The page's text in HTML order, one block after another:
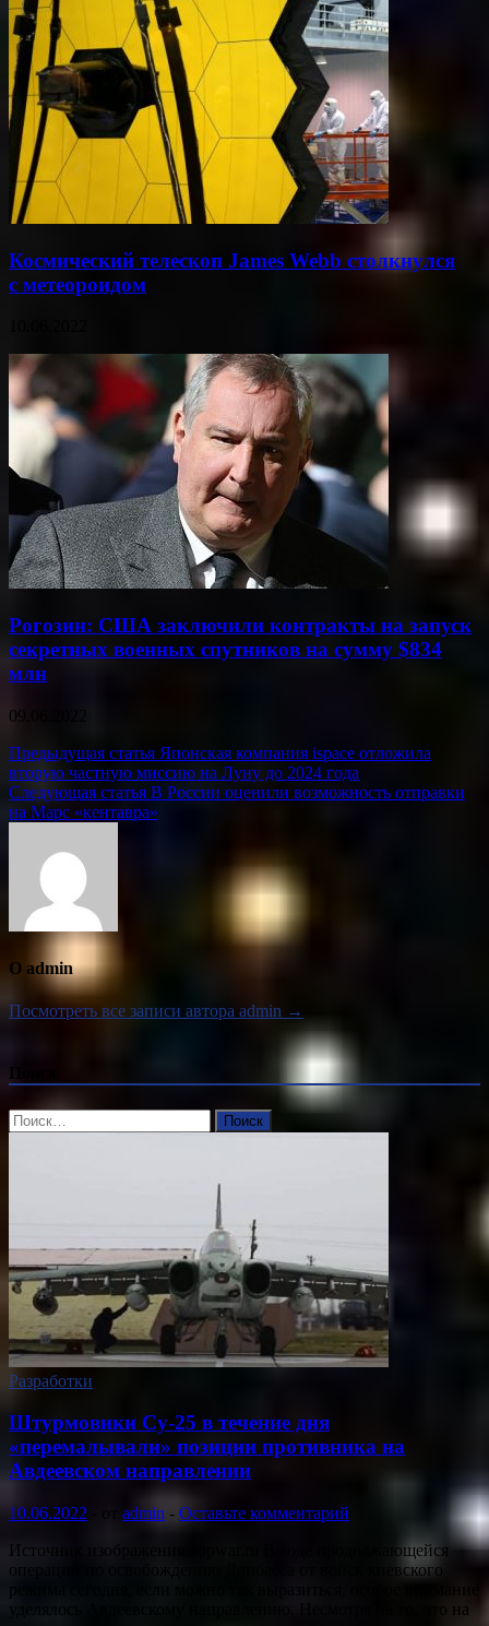
Космический телескоп James Webb столкнулся
с метеороидом
Рогозин: США заключили контракты на запуск
секретных военных спутников на сумму $834
млн
09.06.2022
Навигация
по
записям
Предыдущая статья Японская компания ispace отложила
вторую частную миссию на Луну до 2024 года
Следующая статья В России оценили возможность отправки
на Марс «кентавра»
О admin
Посмотреть все записи автора admin →
Найти:
Разработки
Штурмовики Су-25 в течение дня
«перемалывали» позиции противника на
Авдеевском направлении
10.06.2022 admin - Оставьте комментарий
Источник изображения: topwar.ru В ходе продолжающейся
операции по освобождению Донбасса от войск киевского
уделялось Авдеевскому направлению. Несмотря на то, что на